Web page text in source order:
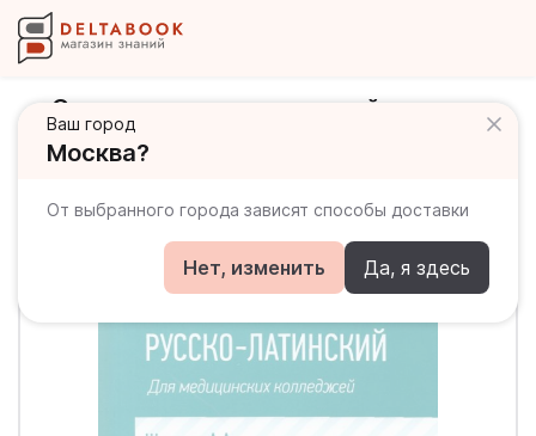
Ваш город
Москва?
От выбранного города зависят способы доставки
Нет, изменить Да, я здесь
Словарь латинско-русский, русско-
латинский. Для медицинских